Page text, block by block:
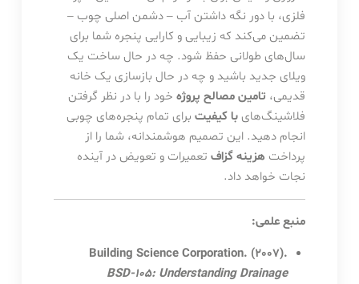
فلزی، با دور نگه داشتن آب – دشمن اصلی چوب –
تضمین می‌کند که زیبایی و کارایی پنجره شما برای
سال‌های طولانی حفظ شود. چه در حال ساخت یک
ویلای جدید باشید و چه در حال بازسازی یک خانه
قدیمی، تامین مصالح پروژهخود را با در نظر گرفتن
فلاشینگ‌های با کیفیتبرای تمام پنجره‌های چوبی
انجام دهید. این تصمیم هوشمندانه، شما را از
پرداخت هزینه گزافتعمیرات و تعویض در آینده
نجات خواهد داد.
منبع علمی:
Building Science Corporation. (2007).
BSD-105: Understanding Drainage